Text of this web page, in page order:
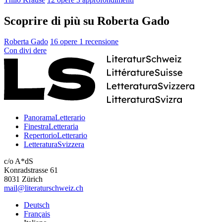
Scoprire di più su Roberta Gado
Roberta Gado 16 opere 1 recensione
Con divi dere
PanoramaLetterario
FinestraLetteraria
RepertorioLetterario
LetteraturaSvizzera
c/o A*dS
Konradstrasse 61
8031 Zürich
mail@literaturschweiz.ch
Deutsch
Français